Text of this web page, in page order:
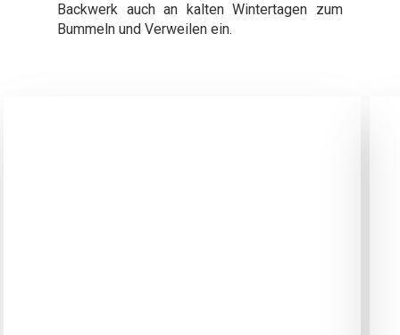
Backwerk auch an kalten Wintertagen zum
Bummeln und Verweilen ein.